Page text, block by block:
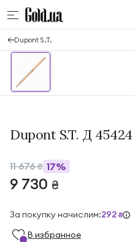
Dupont S.T.
Dupont S.T. Д 45424
11 676₴ 17%
9 730 ₴
За покупку начислим:292 ₴
В избранноe